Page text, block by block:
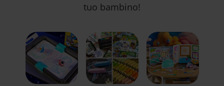
tuo bambino!